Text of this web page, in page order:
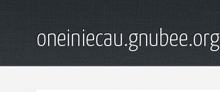
oneiniecau.gnubee.org